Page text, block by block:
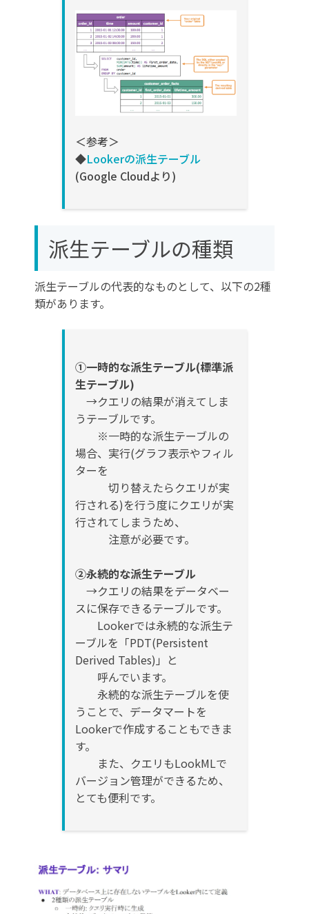
＜参考＞
◆Lookerの派生テーブル
(Google Cloudより)
派生テーブルの種類
派生テーブルの代表的なものとして、以下の2種
類があります。
①一時的な派生テーブル(標準派
生テーブル)
→クエリの結果が消えてしま
うテーブルです。
※一時的な派生テーブルの
場合、実行(グラフ表示やフィル
ターを
切り替えたらクエリが実
行される)を行う度にクエリが実
行されてしまうため、
注意が必要です。
②永続的な派生テーブル
→クエリの結果をデータベー
スに保存できるテーブルです。
Lookerでは永続的な派生テ
ーブルを「PDT(Persistent
Derived Tables)」と
呼んでいます。
永続的な派生テーブルを使
うことで、データマートを
Lookerで作成することもできま
す。
また、クエリもLookMLで
バージョン管理ができるため、
とても便利です。